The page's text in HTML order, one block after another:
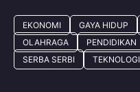
EKONOMI GAYA HIDUP
OLAHRAGA
PENDIDIKAN
SERBA SERBI
TEKNOLOGI